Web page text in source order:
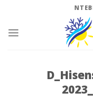
content